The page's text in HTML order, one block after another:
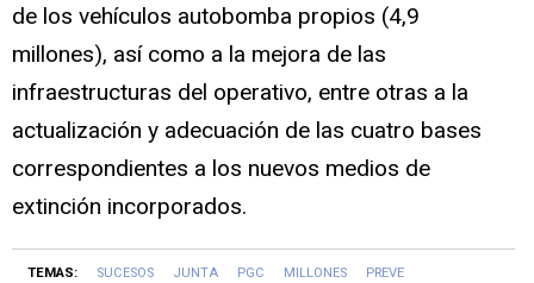
de los vehículos autobomba propios (4,9
millones), así como a la mejora de las
infraestructuras del operativo, entre otras a la
actualización y adecuación de las cuatro bases
correspondientes a los nuevos medios de
extinción incorporados.
TEMAS: SUCESOS JUNTA PGC MILLONES PREVE